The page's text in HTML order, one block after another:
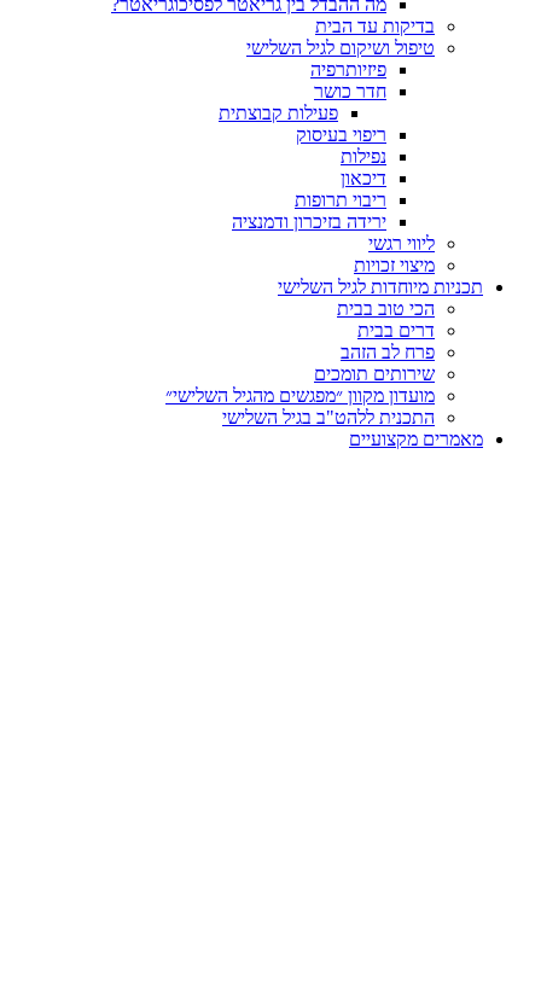
מה ההבדל בין גריאטר לפסיכוגריאטר?
בדיקות עד הבית
טיפול ושיקום לגיל השלישי
פיזיותרפיה
חדר כושר
פעילות קבוצתית
ריפוי בעיסוק
ריבוי תרופות
ירידה בזיכרון ודמנציה
מיצוי זכויות
מיוחדות לגיל השלישי
הכי טוב בבית
דרים בבית
פרח לב הזהב
שירותים תומכים
מועדון מקוון ״מפגשים מהגיל השלישי״
התכנית ללהט"ב בגיל השלישי
מקצועיים